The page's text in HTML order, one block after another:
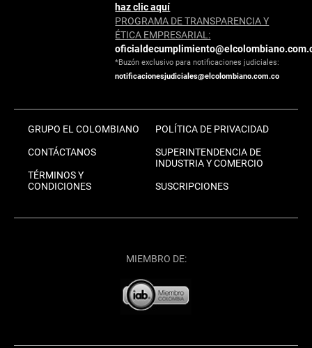
haz clic aquí
PROGRAMA DE TRANSPARENCIA Y
ÉTICA EMPRESARIAL:
*Buzón exclusivo para notificaciones judiciales:
notificacionesjudiciales@elcolombiano.com.co
GRUPO EL COLOMBIANO
CONTÁCTANOS
TÉRMINOS Y
CONDICIONES
POLÍTICA DE PRIVACIDAD
SUPERINTENDENCIA DE
INDUSTRIA Y COMERCIO
SUSCRIPCIONES
MIEMBRO DE: